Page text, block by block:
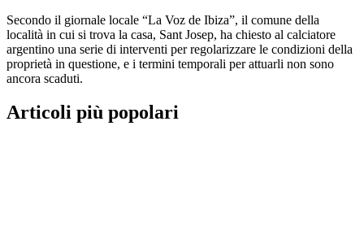
Secondo il giornale locale “La Voz de Ibiza”, il comune della
località in cui si trova la casa, Sant Josep, ha chiesto al calciatore
argentino una serie di interventi per regolarizzare le condizioni della
proprietà in questione, e i termini temporali per attuarli non sono
ancora scaduti.
Articoli più popolari